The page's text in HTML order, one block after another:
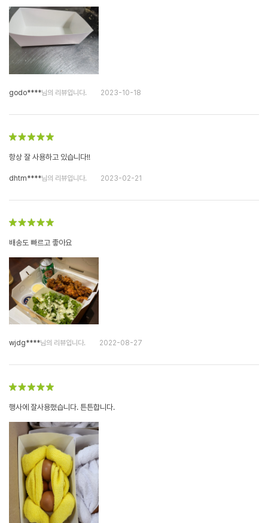
godo****님의 리뷰입니다. 2023-10-18
항상 잘 사용하고 있습니다!!
dhtm****님의 리뷰입니다. 2023-02-21
배송도 빠르고 좋아요
wjdg****님의 리뷰입니다. 2022-08-27
행사에 잘사용했습니다. 튼튼합니다.